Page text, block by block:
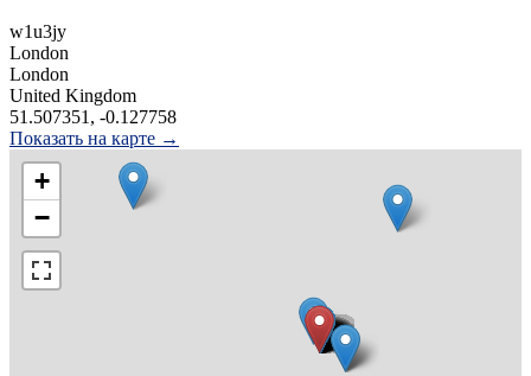
w1u3jy
London
London
United Kingdom
51.507351, -0.127758
Показать на карте →
+
−